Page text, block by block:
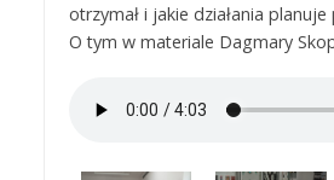
otrzymał i jakie działania
O tym w materiale Dagmary